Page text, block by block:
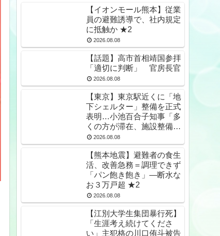
【イオンモール熊本】従業
員の避難誘導で、社内規定
に抵触か ★2
2026.08.08
【話題】高市首相靖国参拝
「適切に判断」 官房長官
2026.08.08
【東京】東京駅近くに「地
下シェルター」整備を正式
表明…小池百合子知事「多
くの方が滞在、施設整備の
効果高い」 ★2
2026.08.08
【熊本地震】避難者の食生
活、改善急務＝調理できず
「パン飽き飽き」―断水な
お３万戸超 ★2
2026.08.08
【江別大学生集団暴行死】
「生涯考え続けてくださ
い」主犯格の川口侑斗被告